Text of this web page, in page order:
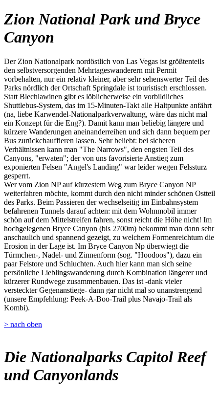
Zion National Park und Bryce
Canyon
Der Zion Nationalpark nordöstlich von Las Vegas ist größtenteils
den selbstversorgenden Mehrtageswanderern mit Permit
vorbehalten, nur ein relativ kleiner, aber sehr sehenswerter Teil des
Parks nördlich der Ortschaft Springdale ist touristisch erschlossen.
Statt Blechlawinen gibt es löblicherweise ein vorbildliches
Shuttlebus-System, das im 15-Minuten-Takt alle Haltpunkte anfährt
(na, liebe Karwendel-Nationalparkverwaltung, wäre das nicht mal
ein Konzept für die Eng?). Damit kann man beliebig längere und
kürzere Wanderungen aneinanderreihen und sich dann bequem per
Bus zurückchauffieren lassen. Sehr beliebt: bei sicheren
Verhältnissen kann man "The Narrows", den engsten Teil des
Canyons, "erwaten"; der von uns favorisierte Anstieg zum
exponierten Felsen "Angel's Landing" war leider wegen Felssturz
gesperrt.
Wer vom Zion NP auf kürzestem Weg zum Bryce Canyon NP
weiterfahren möchte, kommt durch den nicht minder schönen Ostteil
des Parks. Beim Passieren der wechselseitig im Einbahnsystem
befahrenen Tunnels darauf achten: mit dem Wohnmobil immer
schön auf dem Mittelstreifen fahren, sonst reicht die Höhe nicht! Im
hochgelegenen Bryce Canyon (bis 2700m) bekommt man dann sehr
anschaulich und spannend gezeigt, zu welchem Formenreichtum die
Erosion in der Lage ist. Im Bryce Canyon Np überwiegt die
Türmchen-, Nadel- und Zinnenform (sog. "Hoodoos"), dazu ein
paar Felstore und Schluchten. Auch hier kann man sich seine
persönliche Lieblingswanderung durch Kombination längerer und
kürzerer Rundwege zusammenbauen. Das ist -dank vieler
versteckter Gegenanstiege- dann gar nicht mal so unanstrengend
(unsere Empfehlung: Peek-A-Boo-Trail plus Navajo-Trail als
Kombi).
> nach oben
Die Nationalparks Capitol Reef
und Canyonlands